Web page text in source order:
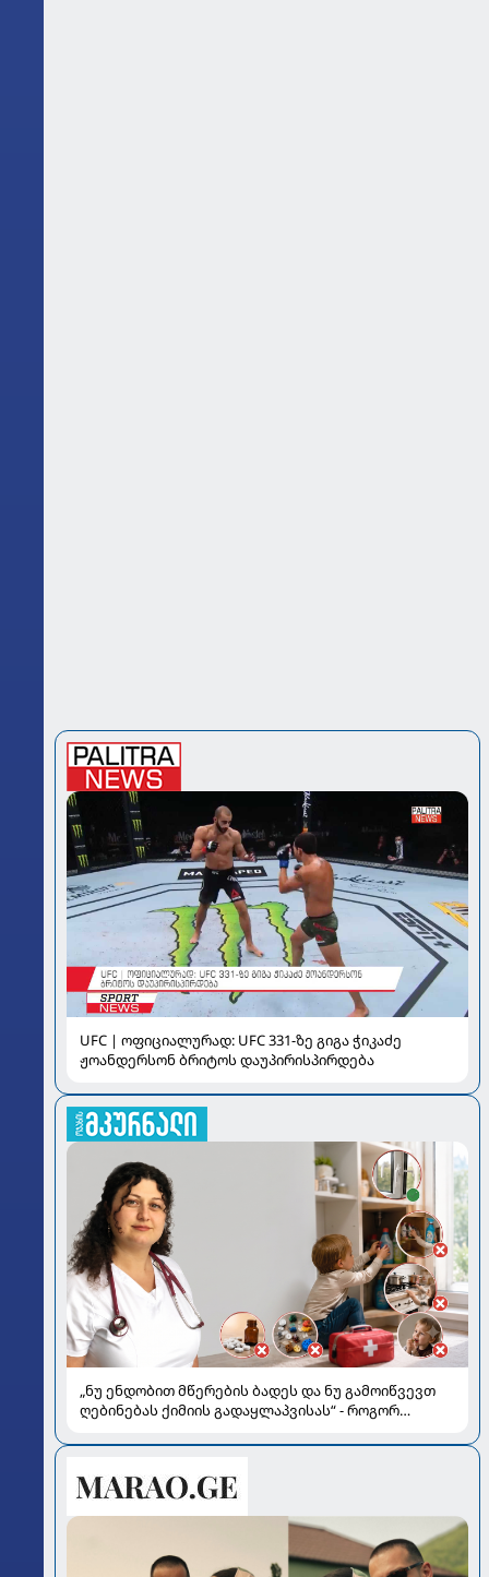
UFC | ოფიციალურად: UFC 331-ზე გიგა ჭიკაძე
ჟოანდერსონ ბრიტოს დაუპირისპირდება
„ნუ ენდობით მწერების ბადეს და ნუ გამოიწვევთ
ღებინებას ქიმიის გადაყლაპვისას“ - როგორ
სალომე ახვლედიანის რჩევები